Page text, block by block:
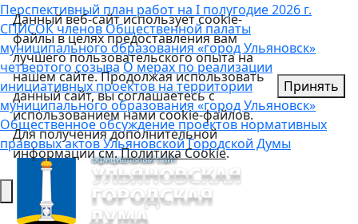
Перспективный план работ на I полугодие 2026 г.
СПИСОК членов Общественной палаты
муниципального образования «город Ульяновск»
четвертого созываО мерах по реализации
инициативных проектов на территории
муниципального образования «город Ульяновск»
Общественное обсуждение проектов нормативных
правовых актов Ульяновской Городской Думы
Данный веб-сайт использует cookie-
файлы в целях предоставления вам
лучшего пользовательского опыта на
нашем сайте. Продолжая использовать
данный сайт, вы соглашаетесь с
использованием нами cookie-файлов.
Для получения дополнительной
информации см.Политика Cookie.
Принять